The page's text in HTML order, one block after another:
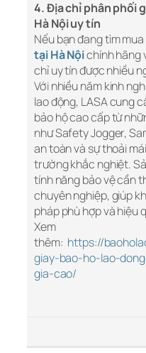
4. Địa chỉ phân phối
Hà Nội uy tín
Nếu bạn đang tìm mua
tại Hà Nộichính hãng
chỉ uy tín được nhiều
Với nhiều năm kinh
lao động, LASA cung
bảo hộ cao cấp từ
như Safety Jogger,
an toàn và sự thoải
trường khắc nghiệt.
tính năng bảo vệ cần
chuyên nghiệp, giúp
pháp phù hợp và hiệu
Xem
thêm: https://
giay-bao-ho-lao-
gia-cao/